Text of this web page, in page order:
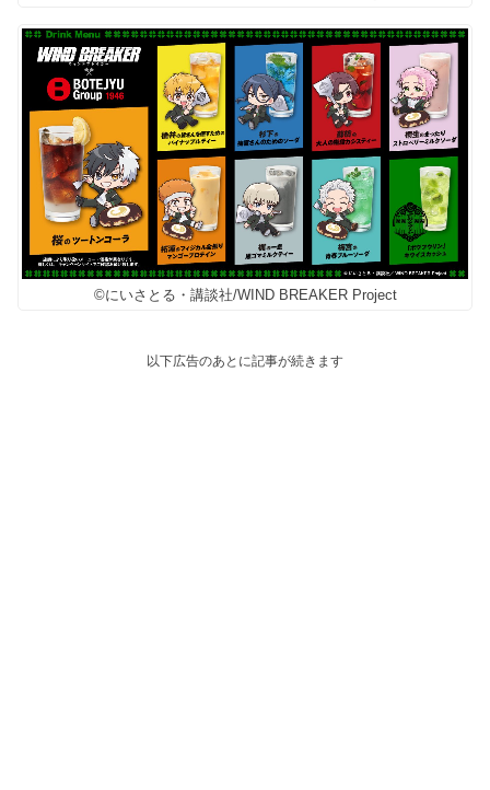
©にいさとる・講談社/WIND BREAKER Project
以下広告のあとに記事が続きます